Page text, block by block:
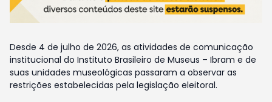
Desde 4 de julho de 2026, as atividades de comunicação
institucional do Instituto Brasileiro de Museus – Ibram e de
suas unidades museológicas passaram a observar as
restrições estabelecidas pela legislação eleitoral.